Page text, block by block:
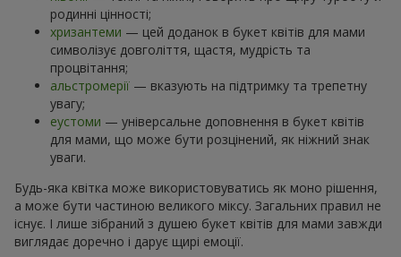
родинні цінності;
хризантеми — цей доданок в букет квітів для мами
символізує довголіття, щастя, мудрість та
процвітання;
альстромерії — вказують на підтримку та трепетну
увагу;
еустоми — універсальне доповнення в букет квітів
для мами, що може бути розцінений, як ніжний знак
уваги.
Будь-яка квітка може використовуватись як моно рішення,
а може бути частиною великого міксу. Загальних правил не
існує. І лише зібраний з душею букет квітів для мами завжди
виглядає доречно і дарує щирі емоції.